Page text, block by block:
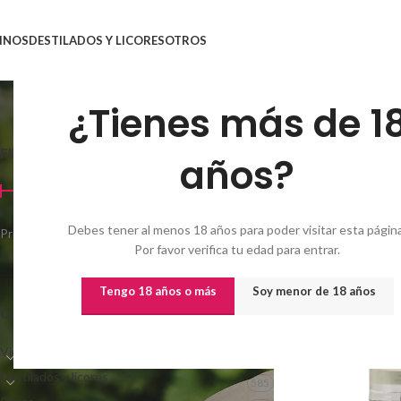
¿Tienes más de
años?
Debes tener al menos 18 años para poder visitar esta
Por favor verifica tu edad para entrar.
Tengo 18 años o más Soy menor de 18 años
DESTILADOS Y LICORESOTROS
FILTRAR POR PRECIO
Filtrar
Precio: —7.910€
CATEGORÍAS
Vinos
Destilados y licores 585